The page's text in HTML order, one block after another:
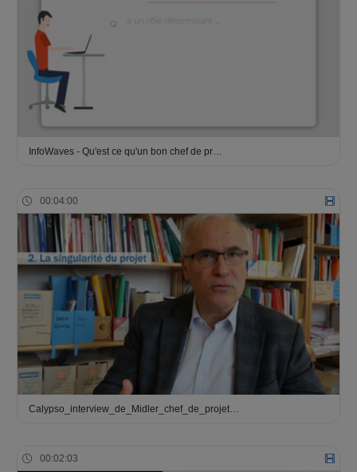
InfoWaves - Qu'est ce qu'un bon chef de pr…
00:04:00
Calypso_interview_de_Midler_chef_de_projet…
00:02:03